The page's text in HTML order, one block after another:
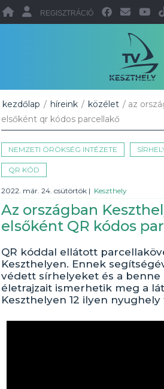
REGISZTRÁCIÓ
kezdőlap / híreink / közélet / az
elsőként qr kódos parcellakő
NEMZETI ÖRÖKSÉG INTÉZETE
QR KÓD
2022. már. 24. csütörtök | Keszthely
Az országban
elsőként QR kódos
QR kóddal ellátott
Keszthelyen. Ennek
védett sírhelyeket és a benne
életrajzait ismerhetik meg a
Keszthelyen 12 ilyen nyughely